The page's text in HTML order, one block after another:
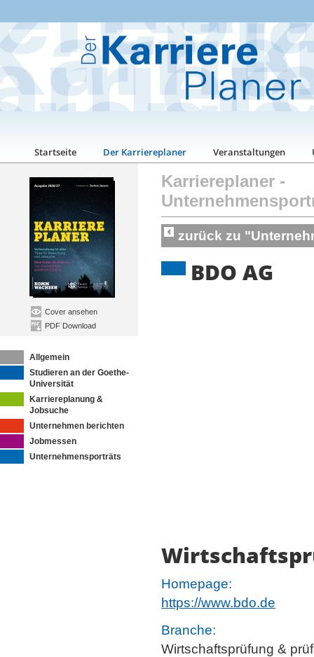
Startseite Der Karriereplaner Veranstaltungen
Cover ansehen
PDF Download
Allgemein
Studieren an der Goethe-
Universität
Karriereplanung &
Jobsuche
Unternehmen berichten
Jobmessen
Unternehmensporträts
Karriereplaner -
zurück zu
BDO AG
Homepage:
https://www.bdo.de
Branche:
Wirtschaftsprüfung &